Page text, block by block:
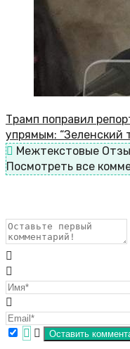
Трамп поправил
упрямым: “Зеленский
Межтекстовые
Посмотреть все